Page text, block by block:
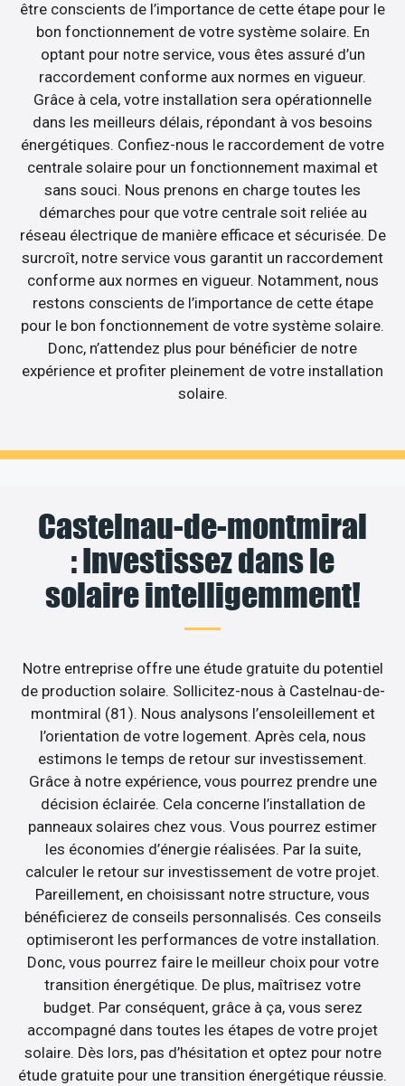
être conscients de l’importance de cette étape pour le
bon fonctionnement de votre système solaire. En
optant pour notre service, vous êtes assuré d’un
raccordement conforme aux normes en vigueur.
Grâce à cela, votre installation sera opérationnelle
dans les meilleurs délais, répondant à vos besoins
énergétiques. Confiez-nous le raccordement de votre
centrale solaire pour un fonctionnement maximal et
sans souci. Nous prenons en charge toutes les
démarches pour que votre centrale soit reliée au
réseau électrique de manière efficace et sécurisée. De
surcroît, notre service vous garantit un raccordement
conforme aux normes en vigueur. Notamment, nous
restons conscients de l’importance de cette étape
pour le bon fonctionnement de votre système solaire.
Donc, n’attendez plus pour bénéficier de notre
expérience et profiter pleinement de votre installation
solaire.
Castelnau-de-montmiral
: Investissez dans le
solaire intelligemment!
Notre entreprise offre une étude gratuite du potentiel
de production solaire. Sollicitez-nous à Castelnau-de-
montmiral (81). Nous analysons l’ensoleillement et
l’orientation de votre logement. Après cela, nous
estimons le temps de retour sur investissement.
Grâce à notre expérience, vous pourrez prendre une
décision éclairée. Cela concerne l’installation de
panneaux solaires chez vous. Vous pourrez estimer
les économies d’énergie réalisées. Par la suite,
calculer le retour sur investissement de votre projet.
Pareillement, en choisissant notre structure, vous
bénéficierez de conseils personnalisés. Ces conseils
optimiseront les performances de votre installation.
Donc, vous pourrez faire le meilleur choix pour votre
transition énergétique. De plus, maîtrisez votre
budget. Par conséquent, grâce à ça, vous serez
accompagné dans toutes les étapes de votre projet
solaire. Dès lors, pas d’hésitation et optez pour notre
étude gratuite pour une transition énergétique réussie.